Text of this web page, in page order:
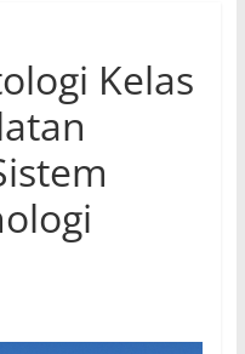
Kelas